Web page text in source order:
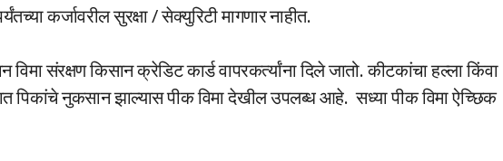
कर्जावरील सुरक्षा / सेक्युरिटी मागणार नाहीत.
संरक्षण किसान क्रेडिट कार्ड वापरकर्त्यांना दिले जातो. कीटकांचा हल्ला किंवा
पिकांचे नुकसान झाल्यास पीक विमा देखील उपलब्ध आहे. सध्या पीक विमा ऐच्छिक